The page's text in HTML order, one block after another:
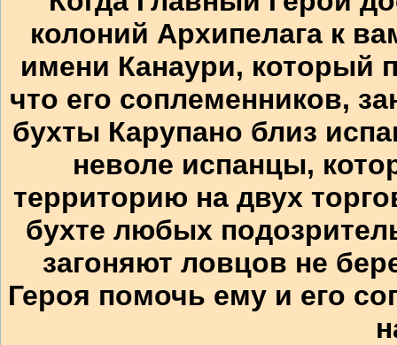
колоний Архипелага к
имени Канаури, который
что его соплеменников,
бухты Карупано близ
неволе испанцы,
территорию на двух
бухте любых
загоняют ловцов не
Героя помочь ему и его